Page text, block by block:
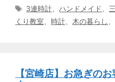
テ
リ
タ
グ
3連時計 、ハンドメイド
くり教室
時計 木の暮らし
【宮崎店】お急ぎの